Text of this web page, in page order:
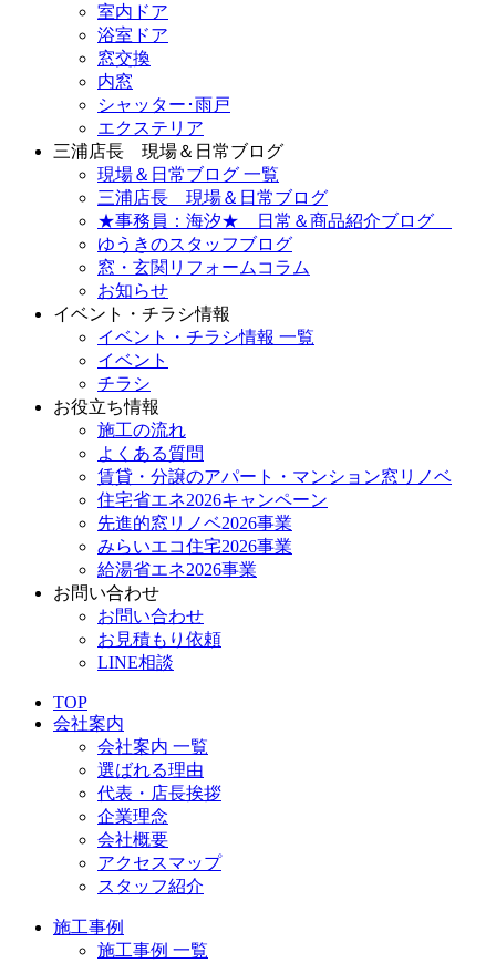
室内ドア
浴室ドア
窓交換
内窓
シャッター･雨戸
エクステリア
三浦店長 現場＆日常ブログ
現場＆日常ブログ 一覧
三浦店長 現場＆日常ブログ
★事務員：海汐★ 日常＆商品紹介ブログ
ゆうきのスタッフブログ
窓・玄関リフォームコラム
お知らせ
イベント・チラシ情報
イベント・チラシ情報 一覧
イベント
チラシ
お役立ち情報
施工の流れ
よくある質問
賃貸・分譲のアパート・マンション窓リノベ
住宅省エネ2026キャンペーン
先進的窓リノベ2026事業
みらいエコ住宅2026事業
給湯省エネ2026事業
お問い合わせ
お問い合わせ
お見積もり依頼
LINE相談
TOP
会社案内
会社案内 一覧
選ばれる理由
代表・店長挨拶
企業理念
会社概要
アクセスマップ
スタッフ紹介
施工事例
施工事例 一覧